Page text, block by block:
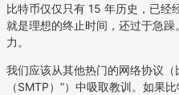
比特币仅仅只有 15 年历史，已经
就是理想的终止时间，还过于急
力。
我们应该从其他热门的网络协议（
（SMTP）”）中吸取教训。如果